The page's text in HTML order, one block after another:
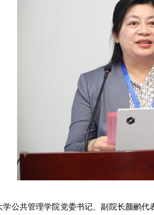
学公共管理学院党委书记、副院长颜鹂